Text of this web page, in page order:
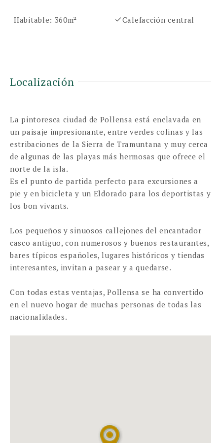
Habitable: 360m² Calefacción central
Localización
La pintoresca ciudad de Pollensa está enclavada en
un paisaje impresionante, entre verdes colinas y las
estribaciones de la Sierra de Tramuntana y muy cerca
de algunas de las playas más hermosas que ofrece el
norte de la isla.
Es el punto de partida perfecto para excursiones a
pie y en bicicleta y un Eldorado para los deportistas y
los bon vivants.
Los pequeños y sinuosos callejones del encantador
casco antiguo, con numerosos y buenos restaurantes,
bares típicos españoles, lugares históricos y tiendas
interesantes, invitan a pasear y a quedarse.
Con todas estas ventajas, Pollensa se ha convertido
en el nuevo hogar de muchas personas de todas las
nacionalidades.